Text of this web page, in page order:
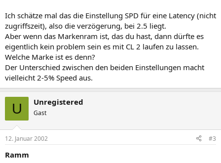
Ich schätze mal das die Einstellung SPD für eine Latency (nicht
zugriffszeit), also die verzögerung, bei 2.5 liegt.
Aber wenn das Markenram ist, das du hast, dann dürfte es
eigentlich kein problem sein es mit CL 2 laufen zu lassen.
Welche Marke ist es denn?
Der Unterschied zwischen den beiden Einstellungen macht
vielleicht 2-5% Speed aus.
U Unregistered
Gast
12. Januar 2002 #3
Ramm